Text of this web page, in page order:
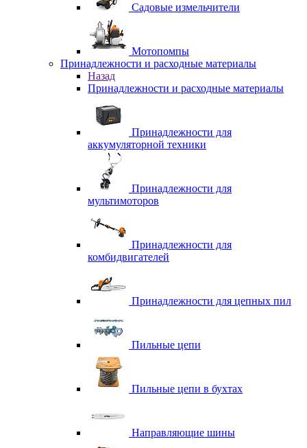
Садовые измельчители
Мотопомпы
Принадлежности и расходные материалы
Назад
Принадлежности и расходные материалы
Принадлежности для
аккумуляторной техники
Принадлежности для
мультимоторов
Принадлежности для
комбидвигателей
Принадлежности для цепных пил
Пильные цепи
Пильные цепи в бухтах
Направляющие шины